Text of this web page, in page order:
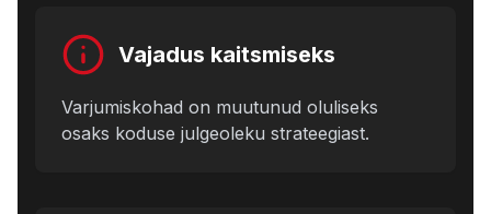
Vajadus kaitsmiseks
Varjumiskohad on muutunud oluliseks
osaks koduse julgeoleku strateegiast.